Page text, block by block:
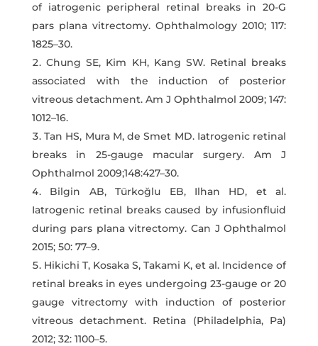
of iatrogenic peripheral retinal breaks in 20-G
pars plana vitrectomy. Ophthalmology 2010; 117:
1825–30.
Chung SE, Kim KH, Kang SW. Retinal breaks
associated with the induction of posterior
vitreous detachment. Am J Ophthalmol 2009; 147:
1012–16.
Tan HS, Mura M, de Smet MD. Iatrogenic retinal
breaks in 25-gauge macular surgery. Am J
Ophthalmol 2009;148:427–30.
Bilgin AB, Türkoğlu EB, Ilhan HD, et al.
Iatrogenic retinal breaks caused by infusionfluid
during pars plana vitrectomy. Can J Ophthalmol
2015; 50: 77–9.
Hikichi T, Kosaka S, Takami K, et al. Incidence of
retinal breaks in eyes undergoing 23-gauge or 20
gauge vitrectomy with induction of posterior
vitreous detachment. Retina (Philadelphia, Pa)
2012; 32: 1100–5.